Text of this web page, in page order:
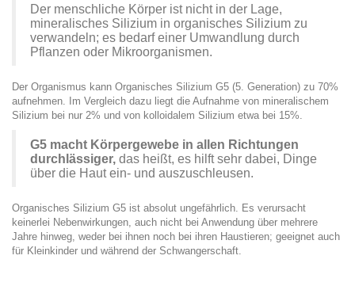
Der menschliche Körper ist nicht in der Lage,
mineralisches Silizium in organisches Silizium zu
verwandeln; es bedarf einer Umwandlung durch
Pflanzen oder Mikroorganismen.
Der Organismus kann Organisches Silizium G5 (5. Generation) zu 70%
aufnehmen. Im Vergleich dazu liegt die Aufnahme von mineralischem
Silizium bei nur 2% und von kolloidalem Silizium etwa bei 15%.
G5 macht Körpergewebe in allen Richtungen
durchlässiger, das heißt, es hilft sehr dabei, Dinge
über die Haut ein- und auszuschleusen.
Organisches Silizium G5 ist absolut ungefährlich. Es verursacht
keinerlei Nebenwirkungen, auch nicht bei Anwendung über mehrere
Jahre hinweg, weder bei ihnen noch bei ihren Haustieren; geeignet auch
für Kleinkinder und während der Schwangerschaft.